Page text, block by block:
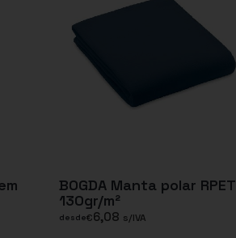
BOGDA Manta polar RPET
130gr/m²
desde€6,08 s/IVA